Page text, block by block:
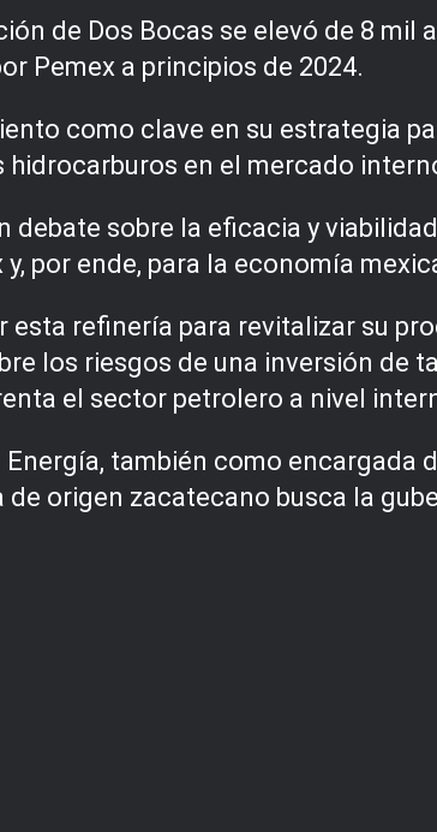
de Dos Bocas se elevó de 8 mil
Pemex a principios de 2024.
como clave en su estrategia
en el mercado
sobre la eficacia y
por ende, para la economía
refinería para revitalizar su
los riesgos de una inversión de
el sector petrolero a nivel
también como encargada
origen zacatecano busca la